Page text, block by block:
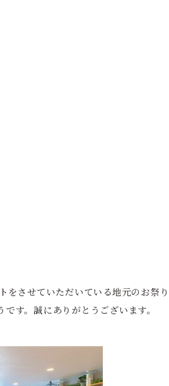
させていただいている地元のお祭
す。誠にありがとうございます。